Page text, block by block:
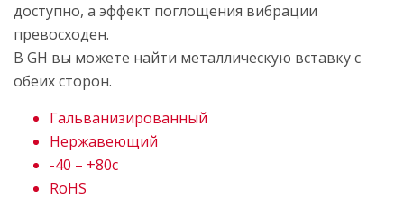
доступно, а эффект поглощения вибрации
превосходен.
В GH вы можете найти металлическую вставку с
обеих сторон.
Гальванизированный
Нержавеющий
-40 – +80c
RoHS